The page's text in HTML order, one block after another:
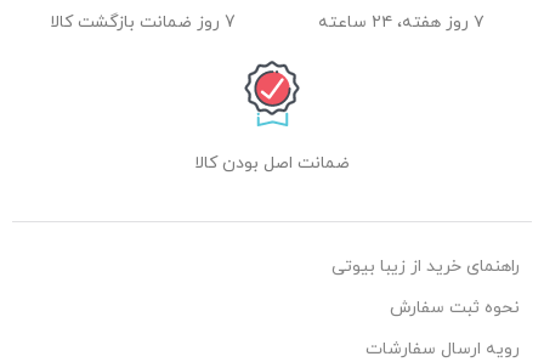
۷ روز هفته، ۲۴ ساعته 7 روز ضمانت بازگشت کالا
ضمانت اصل بودن کالا
راهنمای خرید از زیبا بیوتی
نحوه ثبت سفارش
رویه ارسال سفارشات